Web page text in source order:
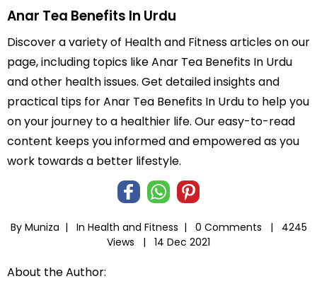
Anar Tea Benefits In Urdu
Discover a variety of Health and Fitness articles on our
page, including topics like Anar Tea Benefits In Urdu
and other health issues. Get detailed insights and
practical tips for Anar Tea Benefits In Urdu to help you
on your journey to a healthier life. Our easy-to-read
content keeps you informed and empowered as you
work towards a better lifestyle.
By Muniza | In Health and Fitness | 0 Comments |
4245
Views |
14 Dec 2021
About the Author: